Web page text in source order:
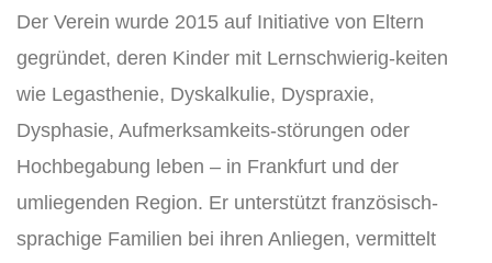
Der Verein wurde 2015 auf Initiative von Eltern
gegründet, deren Kinder mit Lernschwierig-keiten
wie Legasthenie, Dyskalkulie, Dyspraxie,
Dysphasie, Aufmerksamkeits-störungen oder
Hochbegabung leben – in Frankfurt und der
umliegenden Region. Er unterstützt französisch-
sprachige Familien bei ihren Anliegen, vermittelt